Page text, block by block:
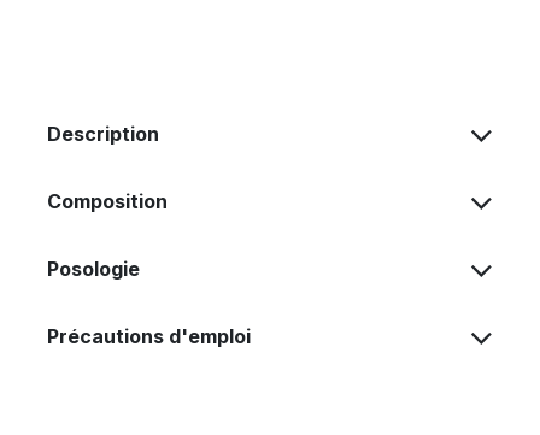
Description
Composition
Posologie
Précautions d'emploi